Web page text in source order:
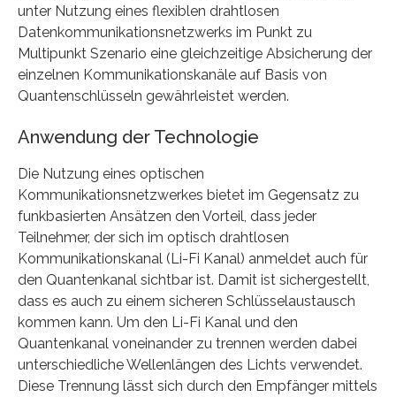
unter Nutzung eines flexiblen drahtlosen
Datenkommunikationsnetzwerks im Punkt zu
Multipunkt Szenario eine gleichzeitige Absicherung der
einzelnen Kommunikationskanäle auf Basis von
Quantenschlüsseln gewährleistet werden.
Anwendung der Technologie
Die Nutzung eines optischen
Kommunikationsnetzwerkes bietet im Gegensatz zu
funkbasierten Ansätzen den Vorteil, dass jeder
Teilnehmer, der sich im optisch drahtlosen
Kommunikationskanal (Li-Fi Kanal) anmeldet auch für
den Quantenkanal sichtbar ist. Damit ist sichergestellt,
dass es auch zu einem sicheren Schlüsselaustausch
kommen kann. Um den Li-Fi Kanal und den
Quantenkanal voneinander zu trennen werden dabei
unterschiedliche Wellenlängen des Lichts verwendet.
Diese Trennung lässt sich durch den Empfänger mittels